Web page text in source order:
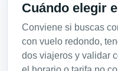
Cuándo elegir
Conviene si buscas
con vuelo redondo,
dos viajeros y validar